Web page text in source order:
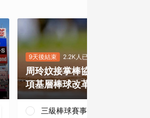
9天後結束 2.2K人已投
周玲妏接掌棒協，你最期待哪一
項基層棒球改革？
三級棒球賽事正常化